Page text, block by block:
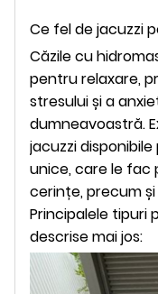
Ce fel de jacuzzi
Căzile cu
pentru relaxare,
stresului și a
dumneavoastră.
jacuzzi
unice, care le
cerințe, precum
Principalele tipuri
descrise mai jos: